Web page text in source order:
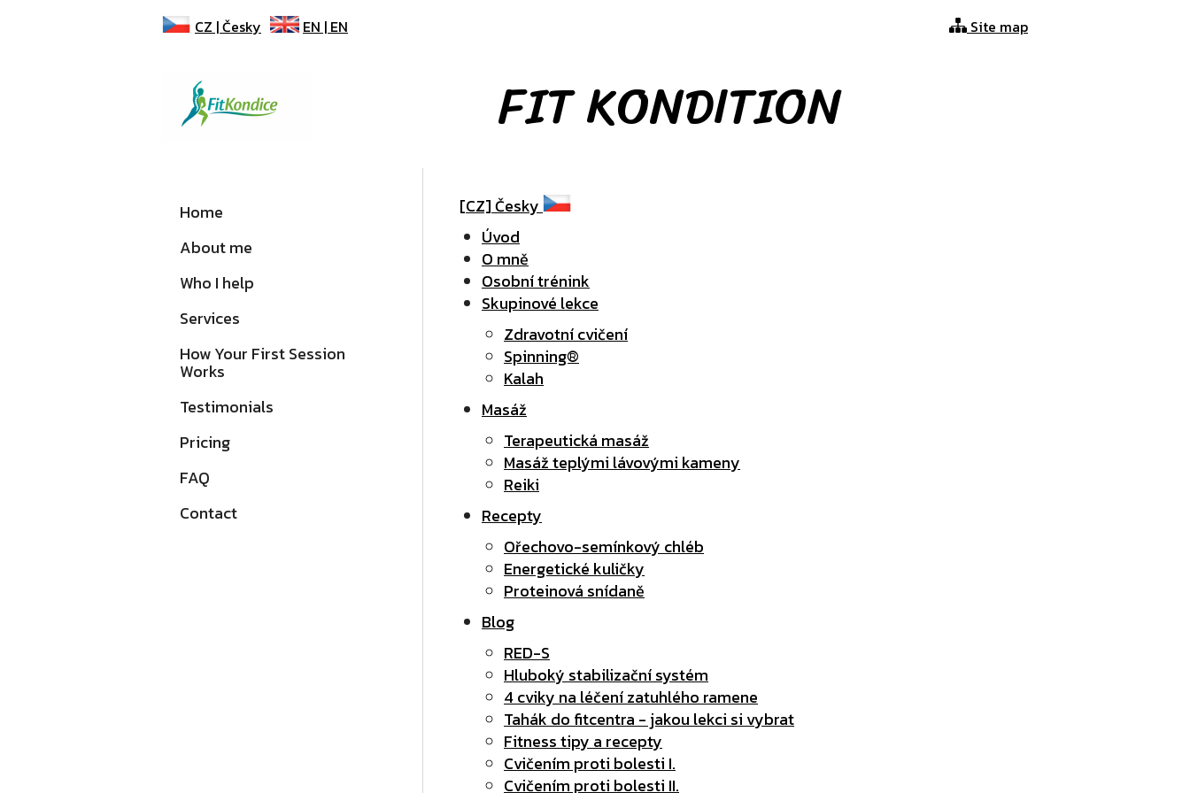
CZ |Česky EN | EN Site map
FIT KONDITION
[CZ]Česky
Úvod
O mně
Osobní trénink
Skupinové lekce
Zdravotní cvičení
Spinning®
Kalah
Masáž
Terapeutická masáž
Masáž teplými lávovými kameny
Reiki
Recepty
Ořechovo-semínkový chléb
Energetické kuličky
Proteinová snídaně
Blog
RED-S
Hluboký stabilizační systém
4 cviky na léčení zatuhlého ramene
Tahák do fitcentra - jakou lekci si vybrat
Fitness tipy a recepty
Cvičením proti bolesti I.
Cvičením proti bolesti II.
Home
About me
Who I help
Services
How Your First Session
Works
Testimonials
Pricing
FAQ
Contact